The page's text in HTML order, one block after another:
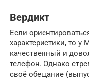
Вердикт
Если
характеристики, то у
качественный и
телефон. Однако
своё обещание